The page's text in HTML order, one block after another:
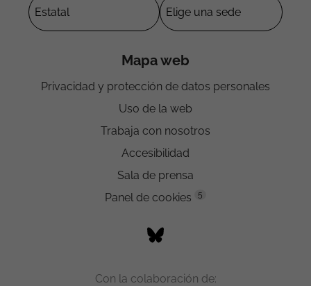
Mapa web
Privacidad y protección de datos personales
Uso de la web
Trabaja con nosotros
Accesibilidad
Sala de prensa
Panel de cookies
5
Con la colaboración de: